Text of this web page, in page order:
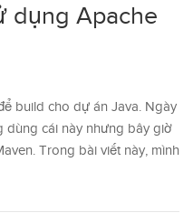
dụng Apache
build cho dự án Java. Ngày
dùng cái này nhưng bây giờ
Trong bài viết này, mình